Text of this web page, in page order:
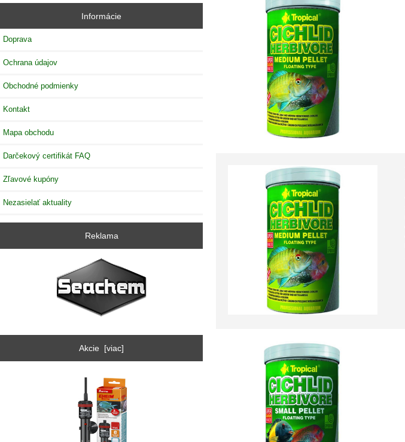
Informácie
Doprava
Ochrana údajov
Obchodné podmienky
Kontakt
Mapa obchodu
Darčekový certifikát FAQ
Zľavové kupóny
Nezasielať aktuality
Reklama
Akcie [viac]